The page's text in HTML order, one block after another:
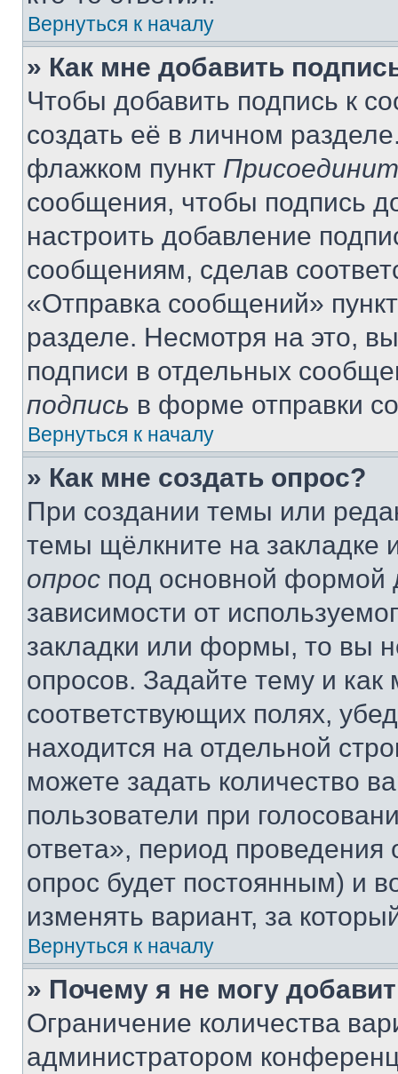
Вернуться к началу
» Как мне добавить
Чтобы добавить подпись к
создать её в личном
флажком пункт
сообщения, чтобы подпись
настроить добавление
сообщениям, сделав
«Отправка сообщений»
разделе. Несмотря на это,
подписи в отдельных
подпись в форме отправки
Вернуться к началу
» Как мне создать опрос?
При создании темы или
темы щёлкните на
опрос под основной формой
зависимости от
закладки или формы, то вы
опросов. Задайте тему и
соответствующих полях,
находится на отдельной
можете задать количество
пользователи при
ответа», период проведения
опрос будет постоянным) и
изменять вариант, за
Вернуться к началу
» Почему я не могу
Ограничение количества
администратором